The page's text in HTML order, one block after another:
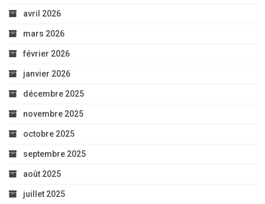
avril 2026
mars 2026
février 2026
janvier 2026
décembre 2025
novembre 2025
octobre 2025
septembre 2025
août 2025
juillet 2025